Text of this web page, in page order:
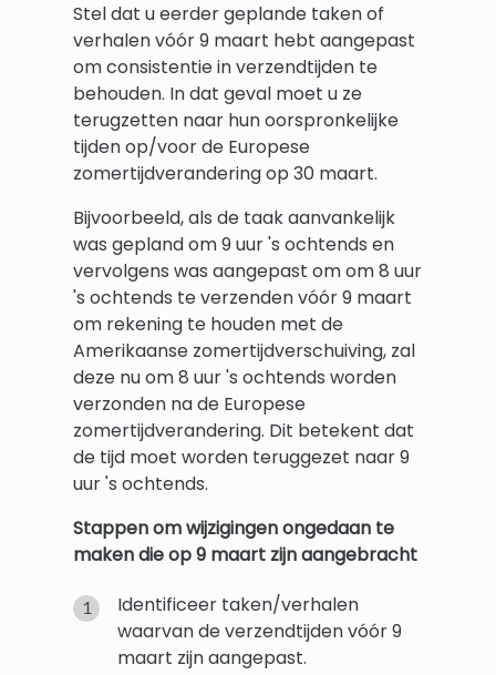
Stel dat u eerder geplande taken of
verhalen vóór 9 maart hebt aangepast
om consistentie in verzendtijden te
behouden. In dat geval moet u ze
terugzetten naar hun oorspronkelijke
tijden op/voor de Europese
zomertijdverandering op 30 maart.
Bijvoorbeeld, als de taak aanvankelijk
was gepland om 9 uur 's ochtends en
vervolgens was aangepast om om 8 uur
's ochtends te verzenden vóór 9 maart
om rekening te houden met de
Amerikaanse zomertijdverschuiving, zal
deze nu om 8 uur 's ochtends worden
verzonden na de Europese
zomertijdverandering. Dit betekent dat
de tijd moet worden teruggezet naar 9
uur 's ochtends.
Stappen om wijzigingen ongedaan te
maken die op 9 maart zijn aangebracht
Identificeer taken/verhalen
waarvan de verzendtijden vóór 9
maart zijn aangepast.